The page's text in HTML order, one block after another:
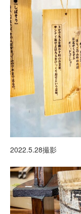
2022.5.28撮影